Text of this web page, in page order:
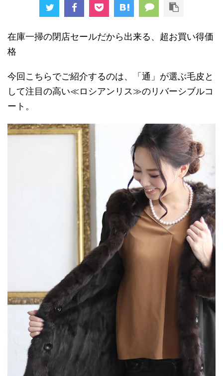
在庫一掃の閉店セールだから出来る、超お買い得価
格
今回こちらでご紹介するのは、「通」が選ぶ毛皮と
して注目の高い≪ロシアンリス≫のリバーシブルコ
ート。